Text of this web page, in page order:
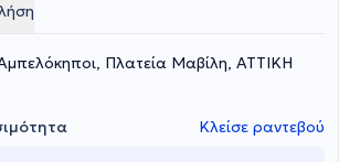
Πλατεία Μαβίλη, ΑΤΤΙΚΗ
Κλείσε ραντεβού